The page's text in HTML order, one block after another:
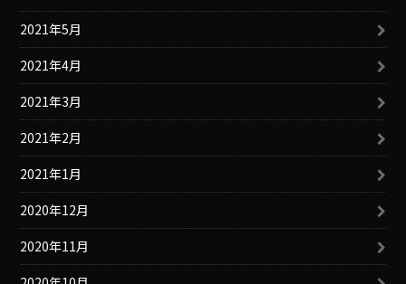
2021年5月
2021年4月
2021年3月
2021年2月
2021年1月
2020年12月
2020年11月